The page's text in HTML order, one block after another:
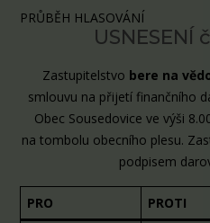
PRŮBĚH HLASOVÁNÍ
USNESENÍ
Zastupitelstvo bere na
smlouvu na přijetí finančního
Obec Sousedovice ve výši
na tombolu obecního plesu.
podpisem
PRO PROTI